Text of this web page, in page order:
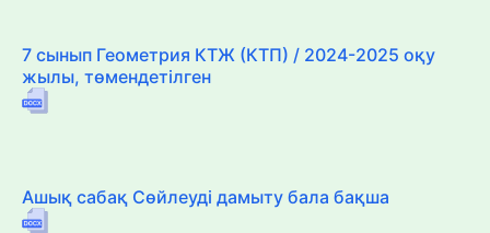
7 сынып Геометрия КТЖ (КТП) / 2024-2025 оқу
жылы, төмендетілген
Ашық сабақ Сөйлеуді дамыту бала бақша